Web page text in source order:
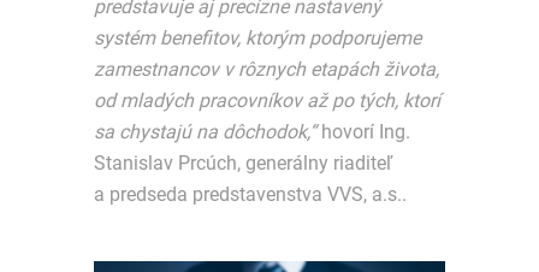
predstavuje aj precízne nastavený
systém benefitov, ktorým podporujeme
zamestnancov v rôznych etapách života,
od mladých pracovníkov až po tých, ktorí
sa chystajú na dôchodok,“hovorí Ing.
Stanislav Prcúch, generálny riaditeľ
a predseda predstavenstva VVS, a.s..